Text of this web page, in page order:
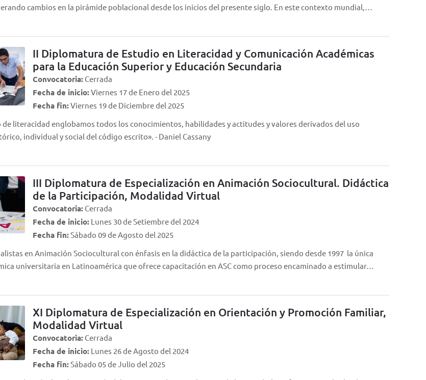
cambios en la pirámide poblacional desde los inicios del presente siglo. En este contexto mundial,…
II Diplomatura de Estudio en Literacidad y Comunicación Académicas
para la Educación Superior y Educación Secundaria
Convocatoria: Cerrada
Fecha de inicio:Viernes 17 de Enero del 2025
Fecha fin:Viernes 19 de Diciembre del 2025
de literacidad englobamos todos los conocimientos, habilidades y actitudes y valores derivados del uso
individual y social del código escrito». - Daniel Cassany
III Diplomatura de Especialización en Animación Sociocultural. Didáctica
de la Participación, Modalidad Virtual
Convocatoria: Cerrada
Fecha de inicio: Lunes 30 de Setiembre del 2024
Fecha fin:Sábado 09 de Agosto del 2025
en Animación Sociocultural con énfasis en la didáctica de la participación, siendo desde 1997 la única
universitaria en Latinoamérica que ofrece capacitación en ASC como proceso encaminado a estimular…
XI Diplomatura de Especialización en Orientación y Promoción Familiar,
Modalidad Virtual
Convocatoria: Cerrada
Fecha de inicio: Lunes 26 de Agosto del 2024
Fecha fin:Sábado 05 de Julio del 2025